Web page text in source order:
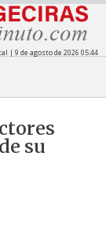
| 9 de agosto de 2026 05:44
su